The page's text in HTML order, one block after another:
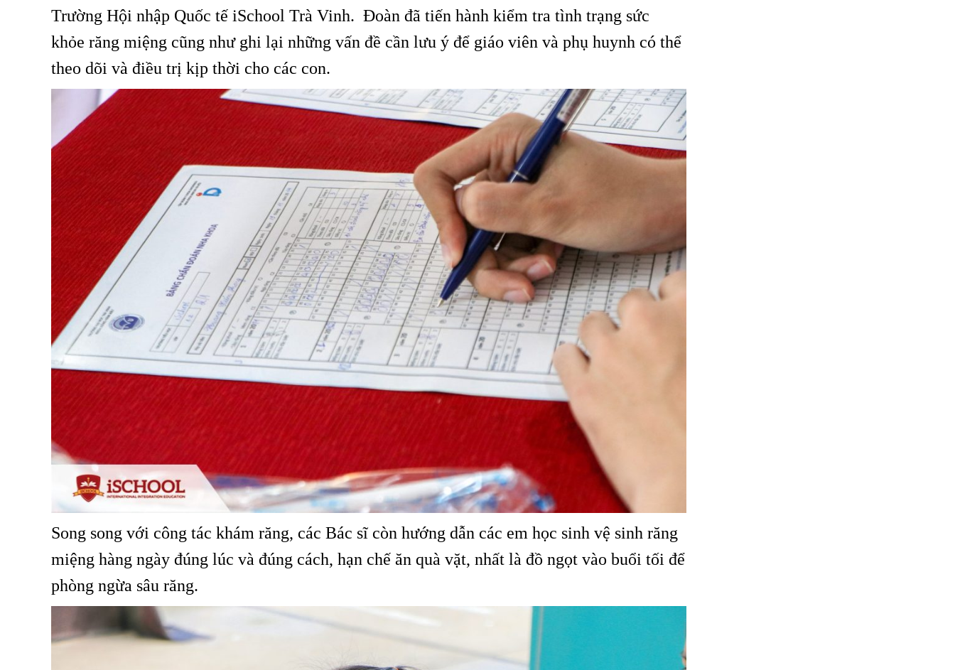
Trường Hội nhập Quốc tế iSchool Trà Vinh. Đoàn đã tiến hành kiểm tra tình trạng sức
khỏe răng miệng cũng như ghi lại những vấn đề cần lưu ý để giáo viên và phụ huynh có thể
theo dõi và điều trị kịp thời cho các con.
Song song với công tác khám răng, các Bác sĩ còn hướng dẫn các em học sinh vệ sinh răng
miệng hàng ngày đúng lúc và đúng cách, hạn chế ăn quà vặt, nhất là đồ ngọt vào buổi tối để
phòng ngừa sâu răng.